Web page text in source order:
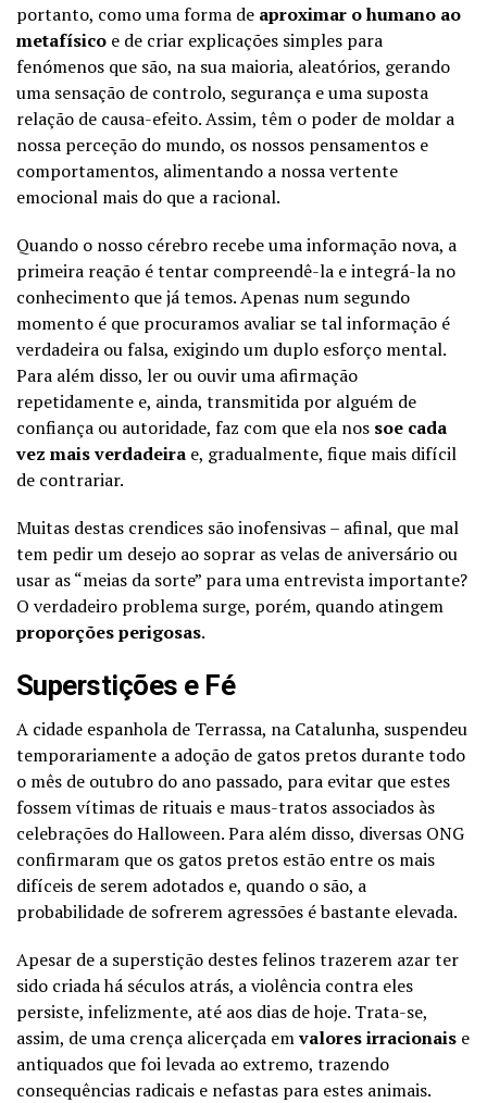
portanto, como uma forma de aproximar o humano ao
metafísico e de criar explicações simples para
fenómenos que são, na sua maioria, aleatórios, gerando
uma sensação de controlo, segurança e uma suposta
relação de causa-efeito. Assim, têm o poder de moldar a
nossa perceção do mundo, os nossos pensamentos e
comportamentos, alimentando a nossa vertente
emocional mais do que a racional.
Quando o nosso cérebro recebe uma informação nova, a
primeira reação é tentar compreendê-la e integrá-la no
conhecimento que já temos. Apenas num segundo
momento é que procuramos avaliar se tal informação é
verdadeira ou falsa, exigindo um duplo esforço mental.
Para além disso, ler ou ouvir uma afirmação
repetidamente e, ainda, transmitida por alguém de
confiança ou autoridade, faz com que ela nos soe cada
vez mais verdadeira e, gradualmente, fique mais difícil
de contrariar.
Muitas destas crendices são inofensivas – afinal, que mal
tem pedir um desejo ao soprar as velas de aniversário ou
usar as “meias da sorte” para uma entrevista importante?
O verdadeiro problema surge, porém, quando atingem
proporções perigosas.
Superstições e Fé
A cidade espanhola de Terrassa, na Catalunha, suspendeu
temporariamente a adoção de gatos pretos durante todo
o mês de outubro do ano passado, para evitar que estes
fossem vítimas de rituais e maus-tratos associados às
celebrações do Halloween. Para além disso, diversas ONG
confirmaram que os gatos pretos estão entre os mais
difíceis de serem adotados e, quando o são, a
probabilidade de sofrerem agressões é bastante elevada.
Apesar de a superstição destes felinos trazerem azar ter
sido criada há séculos atrás, a violência contra eles
persiste, infelizmente, até aos dias de hoje. Trata-se,
assim, de uma crença alicerçada emvalores irracionais e
antiquados que foi levada ao extremo, trazendo
consequências radicais e nefastas para estes animais.